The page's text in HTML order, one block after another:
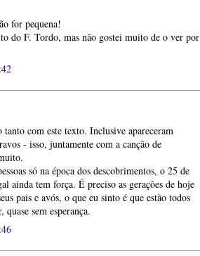
for pequena!
do F. Tordo, mas não gostei muito de o ver por
com este texto. Inclusive apareceram
- isso, juntamente com a canção de
só na época dos descobrimentos, o 25 de
ainda tem força. É preciso as gerações de hoje
pais e avós, o que eu sinto é que estão todos
sem esperança.